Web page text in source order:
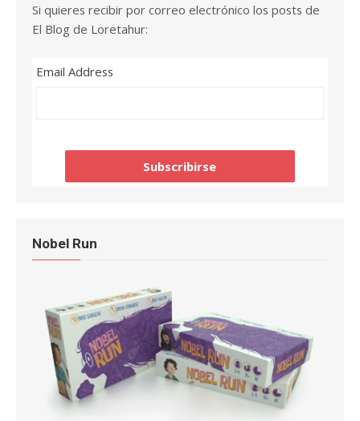
Si quieres recibir por correo electrónico los posts de
El Blog de Loretahur:
Email Address
Nobel Run